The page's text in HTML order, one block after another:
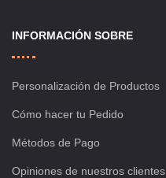
INFORMACIÓN SOBRE
Personalización de Productos
Cómo hacer tu Pedido
Métodos de Pago
Opiniones de nuestros clientes